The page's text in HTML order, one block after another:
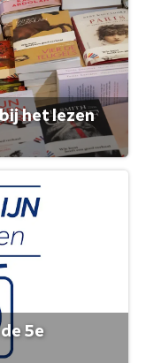
het lezen
5e